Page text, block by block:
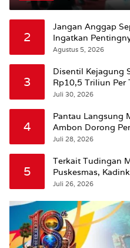
2
Jangan Anggap
Ingatkan
Agustus 5, 2026
3
Disentil Kejagung
Rp10,5 Triliun Per
Beri Penjelasan
Juli 30, 2026
4
Pantau Langsung
Ambon Dorong
Leitimur Selatan
Juli 28, 2026
5
Terkait Tudingan
Puskesmas,
Juli 26, 2026